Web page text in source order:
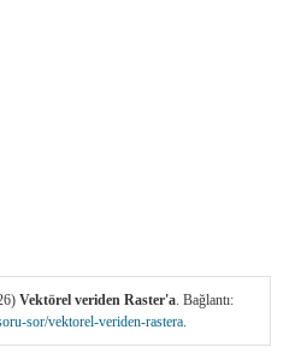
Vektörel veriden Raster'a . Bağlantı:
sor/vektorel-veriden-rastera